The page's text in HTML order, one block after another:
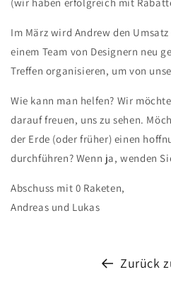
(wir haben erfolgreich mit
Im März wird Andrew den
einem Team von Designern neu
Treffen organisieren, um von
Wie kann man helfen? Wir
darauf freuen, uns zu sehen.
der Erde (oder früher) einen
durchführen? Wenn ja, wenden
Abschuss mit 0 Raketen,
Andreas und Lukas
Zurück